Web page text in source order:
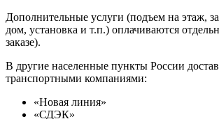
Дополнительные услуги (подъем на этаж,
дом, установка и т.п.) оплачиваются
заказе).
В другие населенные пункты России
транспортными компаниями:
«Новая линия»
«СДЭК»